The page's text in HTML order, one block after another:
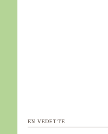
EN VEDETTE